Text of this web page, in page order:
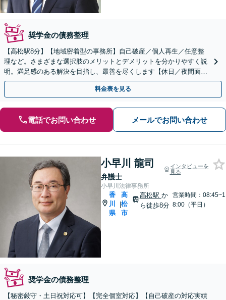
奨学金の債務整理
【高松駅8分】【地域密着型の事務所】自己破産／個人再生／任意整
理など。さまざまな選択肢のメリットとデメリットを分かりやすく説
明。満足感のある解決を目指し、最善を尽くします【休日／夜間面談
OK（要予約）】
料金表を見る
電話でお問い合わせ メールでお問い合わせ
小早川 龍司
弁護士
インタビューを
見る
小早川法律事務所
香
川
県
|
高
松
市
高松駅 か
ら徒歩8分
営業時間：08:45~1
8:00（平日）
奨学金の債務整理
【秘密厳守・土日祝対応可】【完全個室対応】【自己破産の対応実績